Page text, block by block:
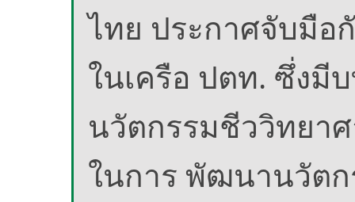
ไทย ประกาศจับมือ
ในเครือ ปตท. ซึ่ง
นวัตกรรมชีววิทยา
ในการ พัฒนานวัตก